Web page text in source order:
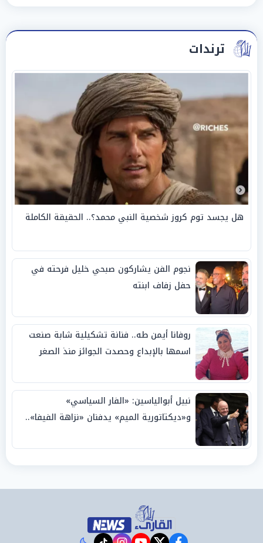
ترندات
هل يجسد توم كروز شخصية النبي محمد؟.. الحقيقة الكاملة
نجوم الفن يشاركون صبحي خليل فرحته في
حفل زفاف ابنته
روفانا أيمن طه.. فنانة تشكيلية شابة صنعت
اسمها بالإبداع وحصدت الجوائز منذ الصغر
نبيل أبوالياسين: «الفار السياسي»
و«ديكتاتورية الميم» يدفنان «نزاهة الفيفا»..